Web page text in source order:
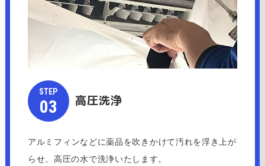
STEP​​​​​
​​​​​​​03 高圧洗浄
アルミフィンなどに薬品を吹きかけて汚れを浮き上が
らせ、高圧の水で洗浄いたします。